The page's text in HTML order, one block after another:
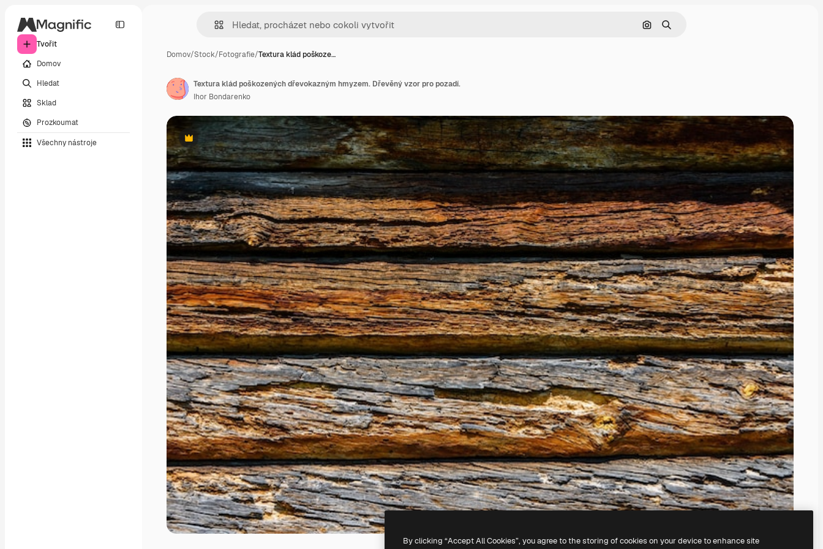
Tvořit
Domov
Hledat
Sklad
Prozkoumat
Všechny nástroje
Hledat podle obrázku
Hledat
Domov/Stock/Fotografie/Textura klád poškoze…
Premium
Textura klád poškozených dřevokazným hmyzem. Dřevěný vzor pro pozadí.
Ihor Bondarenko
By clicking “Accept All Cookies”, you agree to the storing of cookies on your device to enhance site